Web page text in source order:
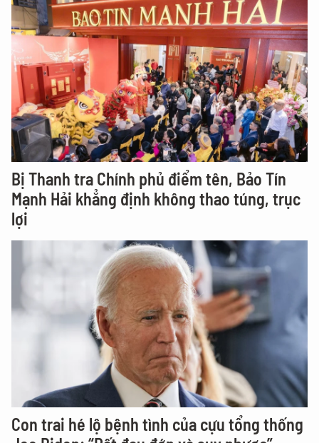
Bị Thanh tra Chính phủ điểm tên, Bảo Tín
Mạnh Hải khẳng định không thao túng, trục
lợi
Con trai hé lộ bệnh tình của cựu tổng thống